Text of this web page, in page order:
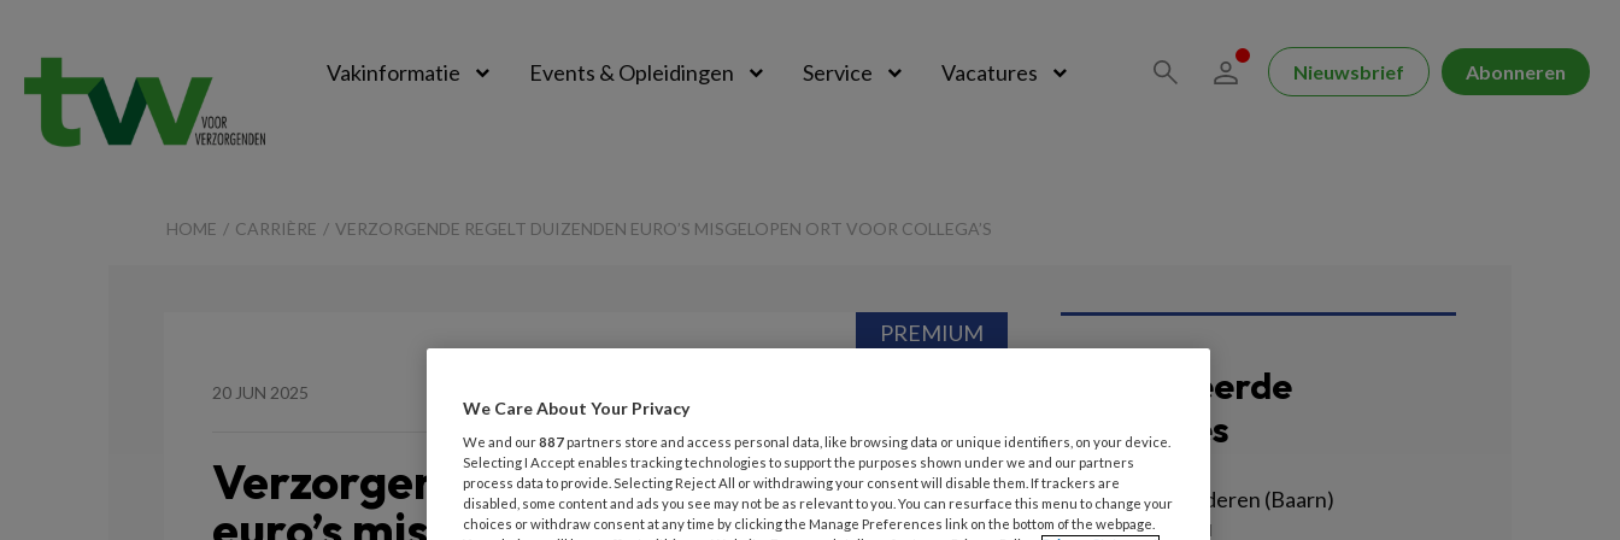
Vakinformatie Events & Opleidingen Service Vacatures Nieuwsbrief Abonneren
HOME CARRIÈRE VERZORGENDE REGELT DUIZENDEN EURO’S MISGELOPEN ORT VOOR COLLEGA’S
20 JUN 2025
Verzorgende regelt duizenden
PREMIUM
Gerelateerde
vacatures
Begeleider - ouderen (Baarn)
EEMHART | BAARN
We Care About Your Privacy
We and our887 partners store and access personal data, like browsing data or unique identifiers, on your device.
Selecting I Accept enables tracking technologies to support the purposes shown under we and our partners
process data to provide. Selecting Reject All or withdrawing your consent will disable them. If trackers are
disabled, some content and ads you see may not be as relevant to you. You can resurface this menu to change your
choices or withdraw consent at any time by clicking the Manage Preferences link on the bottom of the webpage.